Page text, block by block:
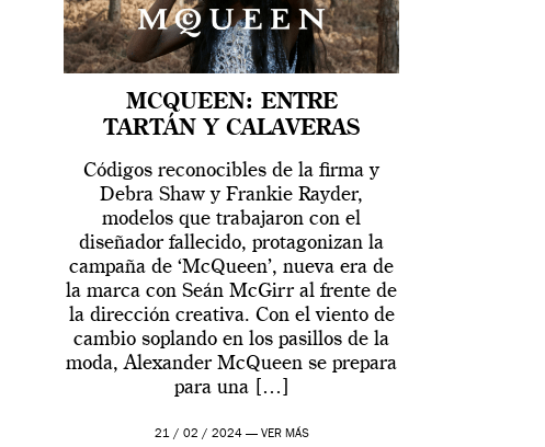
MCQUEEN: ENTRE
TARTÁN Y CALAVERAS
Códigos reconocibles de la firma y
Debra Shaw y Frankie Rayder,
modelos que trabajaron con el
diseñador fallecido, protagonizan la
campaña de ‘McQueen’, nueva era de
la marca con Seán McGirr al frente de
la dirección creativa. Con el viento de
cambio soplando en los pasillos de la
moda, Alexander McQueen se prepara
para una […]
21 / 02 / 2024 — VER MÁS